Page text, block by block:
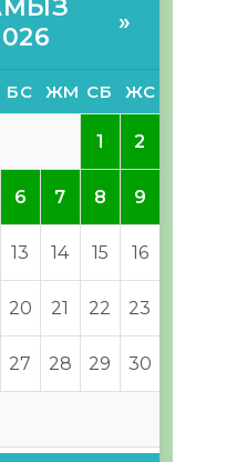
»
БС ЖМ СБ ЖС
1 2
6 7 8 9
13 14 15 16
20 21 22 23
27 28 29 30